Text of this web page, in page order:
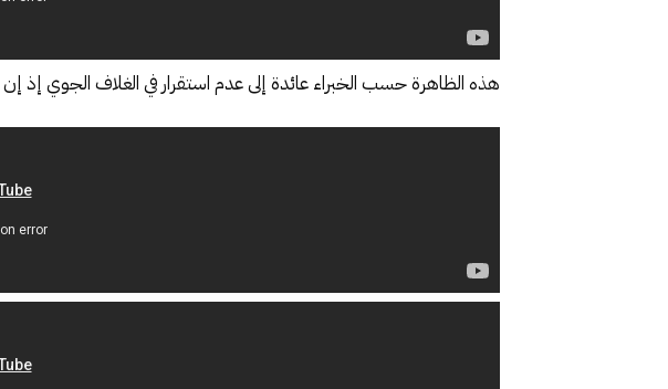
هذه الظاهرة حسب الخبراء عائدة إلى عدم استقرار في الغلاف الجوي إذ إن